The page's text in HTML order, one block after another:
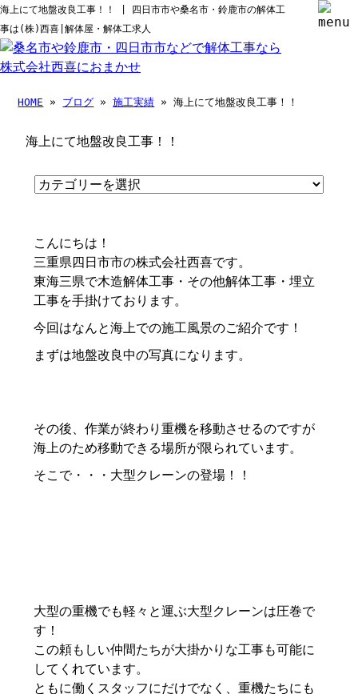
海上にて地盤改良工事！！ | 四日市市や桑名市・鈴鹿市の解体工
事は(株)西喜|解体屋・解体工求人
HOME » ブログ »施工実績 » 海上にて地盤改良工事！！
海上にて地盤改良工事！！
こんにちは！
三重県四日市市の株式会社西喜です。
東海三県で木造解体工事・その他解体工事・埋立
工事を手掛けております。
今回はなんと海上での施工風景のご紹介です！
まずは地盤改良中の写真になります。
その後、作業が終わり重機を移動させるのですが
海上のため移動できる場所が限られています。
そこで・・・大型クレーンの登場！！
大型の重機でも軽々と運ぶ大型クレーンは圧巻で
す！
この頼もしい仲間たちが大掛かりな工事も可能に
してくれています。
ともに働くスタッフにだけでなく、重機たちにも